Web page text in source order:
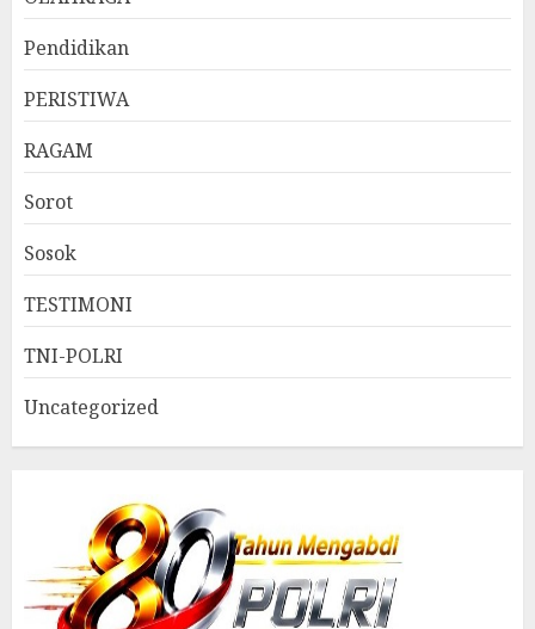
Pendidikan
PERISTIWA
RAGAM
Sorot
Sosok
TESTIMONI
TNI-POLRI
Uncategorized